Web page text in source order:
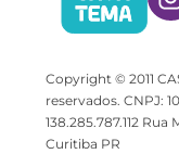
Copyright © 2011
reservados. CNPJ:
138.285.787.112
Curitiba PR